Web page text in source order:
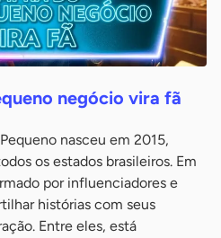
negócio vira fã
nasceu em 2015,
os estados brasileiros. Em
por influenciadores e
histórias com seus
Entre eles, está